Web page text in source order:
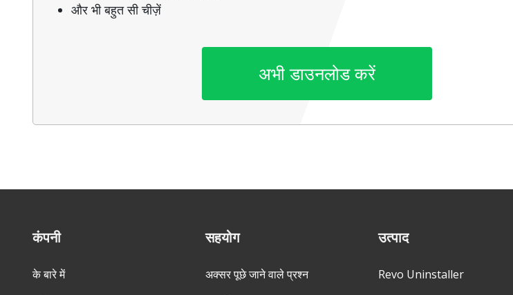
और भी बहुत सी चीज़ें
अभी डाउनलोड करें
कंपनी
के बारे में
सहयोग
अक्सर पूछे जाने वाले प्रश्न
उत्पाद
Revo Uninstaller